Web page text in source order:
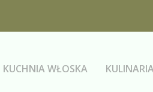
KUCHNIA WŁOSKA